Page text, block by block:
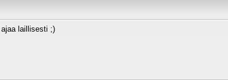
laillisesti ;)